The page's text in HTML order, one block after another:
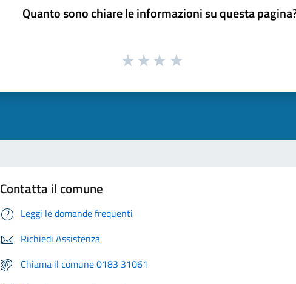
Quanto sono chiare le informazioni su questa
Contatta il comune
Leggi le domande frequenti
Richiedi Assistenza
Chiama il comune 0183 31061